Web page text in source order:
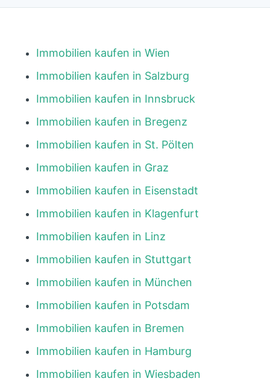
Immobilien kaufen in Wien
Immobilien kaufen in Salzburg
Immobilien kaufen in Innsbruck
Immobilien kaufen in Bregenz
Immobilien kaufen in St. Pölten
Immobilien kaufen in Graz
Immobilien kaufen in Eisenstadt
Immobilien kaufen in Klagenfurt
Immobilien kaufen in Linz
Immobilien kaufen in Stuttgart
Immobilien kaufen in München
Immobilien kaufen in Potsdam
Immobilien kaufen in Bremen
Immobilien kaufen in Hamburg
Immobilien kaufen in Wiesbaden